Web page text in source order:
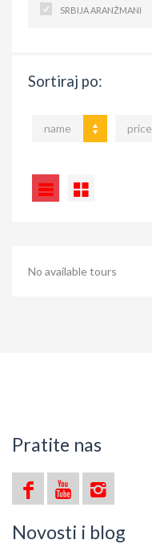
SRBIJA ARANŽMANI
Sortiraj po:
name price
No available tours
Pratite nas
Novosti i blog